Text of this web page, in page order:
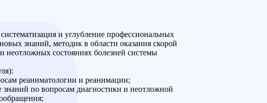
и углубление профессиональных
знаний, методик в области оказания скорой
состояниях болезней системы
реаниматологии и реанимации;
знаний по вопросам диагностики и неотложной